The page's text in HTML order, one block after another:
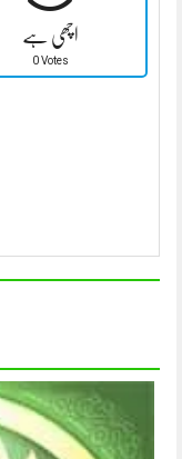
اچھی ہے
0 Votes